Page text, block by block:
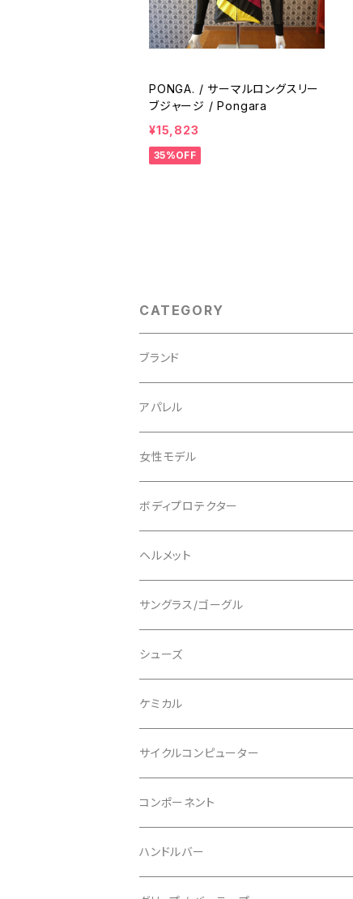
PONGA. / サーマルロングスリー
ブジャージ / Pongara
¥15,823
35%OFF
CATEGORY
ブランド
ABUS/アブス
ADEPT/アデプト
AENOMALY/アエノマリー
ALL MOUNTAIN STYLE
AVID/アヴィド
BAR MITTS/バーミッツ
BAZOOKA/バズーカ
BBB/ビービービー
BELL/ベル
BIKEHAND/バイクハンド
アパレル
Tシャツ
ジャージ
ロングスリーブ
ショートスリーブ
ジャケット
ショーツ
ビブタイプ
パンツ / タイツ
上下セット
グローブ
指切り
フルフィンガー
ソックス
シューズカバー
女性モデル
ボディプロテクター
エルボー/肘
ニー/膝
その他
ヘルメット
ロード
マウンテンバイク
フルフェイス
キッズ
サングラス/ゴーグル
アクセサリー
シューズ
ロード
グラベル
マウンテンバイク
フラットペダル用
ビンディングペダル用
インソール
ケミカル
サイクルコンピューター
ヘッドユニット
センサー
コンポーネント
カセットスプロケット
ハンドルバー